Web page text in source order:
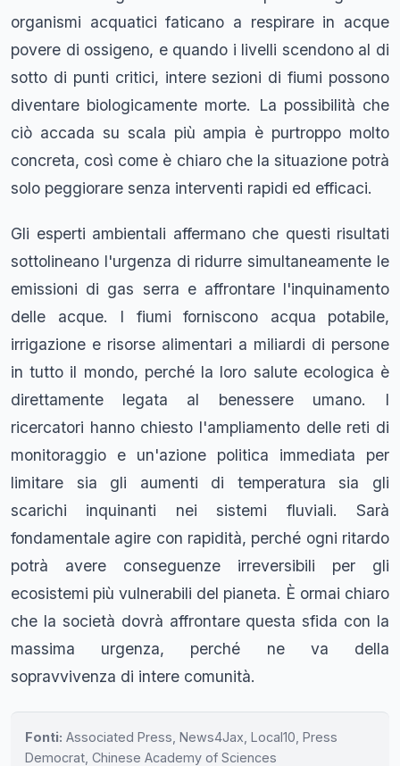
organismi acquatici faticano a respirare in acque
povere di ossigeno, e quando i livelli scendono al di
sotto di punti critici, intere sezioni di fiumi possono
diventare biologicamente morte. La possibilità che
ciò accada su scala più ampia è purtroppo molto
concreta, così come è chiaro che la situazione potrà
solo peggiorare senza interventi rapidi ed efficaci.
Gli esperti ambientali affermano che questi risultati
sottolineano l'urgenza di ridurre simultaneamente le
emissioni di gas serra e affrontare l'inquinamento
delle acque. I fiumi forniscono acqua potabile,
irrigazione e risorse alimentari a miliardi di persone
in tutto il mondo, perché la loro salute ecologica è
direttamente legata al benessere umano. I
ricercatori hanno chiesto l'ampliamento delle reti di
monitoraggio e un'azione politica immediata per
limitare sia gli aumenti di temperatura sia gli
scarichi inquinanti nei sistemi fluviali. Sarà
fondamentale agire con rapidità, perché ogni ritardo
potrà avere conseguenze irreversibili per gli
ecosistemi più vulnerabili del pianeta. È ormai chiaro
che la società dovrà affrontare questa sfida con la
massima urgenza, perché ne va della
sopravvivenza di intere comunità.
Fonti: Associated Press, News4Jax, Local10, Press
Democrat, Chinese Academy of Sciences